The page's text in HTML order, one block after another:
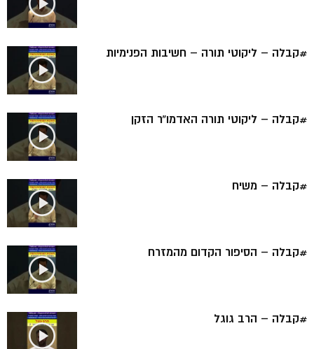
#קבלה – ליקוטי תורה – חשיבות הפנימיות
#קבלה – ליקוטי תורה האדמו”ר הזקן
#קבלה – משיח
#קבלה – הסיפור הקדום מהמזרח
#קבלה – הרב גוגל